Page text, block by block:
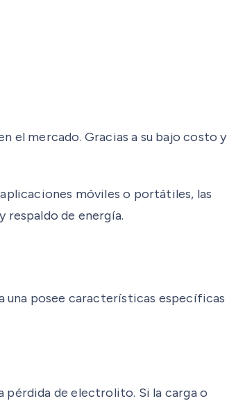
el mercado. Gracias a su bajo costo y
móviles o portátiles, las
respaldo de energía.
una posee características específicas
pérdida de electrolito. Si la carga o